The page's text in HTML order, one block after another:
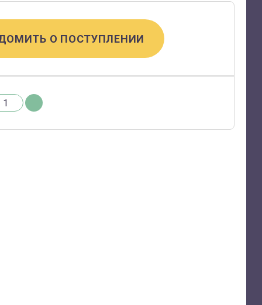
О ПОСТУПЛЕНИИ